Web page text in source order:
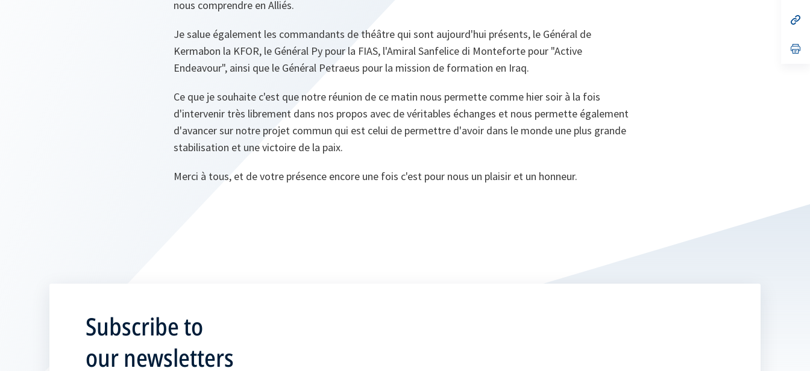
nous comprendre en Alliés.
Je salue également les commandants de théâtre qui sont aujourd'hui présents, le Général de
Kermabon la KFOR, le Général Py pour la FIAS, l'Amiral Sanfelice di Monteforte pour "Active
Endeavour", ainsi que le Général Petraeus pour la mission de formation en Iraq.
Ce que je souhaite c'est que notre réunion de ce matin nous permette comme hier soir à la fois
d'intervenir très librement dans nos propos avec de véritables échanges et nous permette également
d'avancer sur notre projet commun qui est celui de permettre d'avoir dans le monde une plus grande
stabilisation et une victoire de la paix.
Merci à tous, et de votre présence encore une fois c'est pour nous un plaisir et un honneur.
Subscribe to
our newsletters